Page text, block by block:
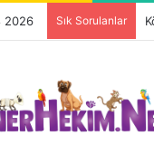
2026 Sık Sorulanlar